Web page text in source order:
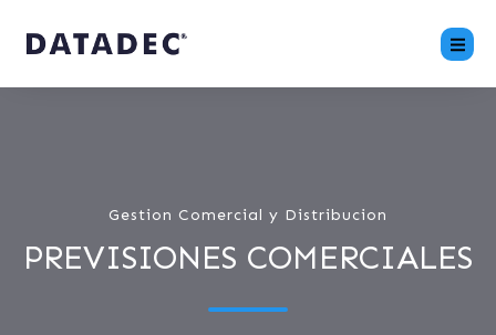
Gestion Comercial y Distribucion
PREVISIONES COMERCIALES